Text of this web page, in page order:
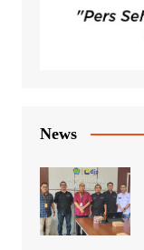
News